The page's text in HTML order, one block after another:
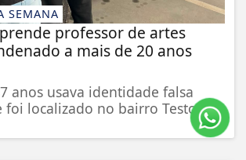
SEMANA
professor de artes
a mais de 20 anos
anos usava identidade falsa
foi localizado no bairro Testo...